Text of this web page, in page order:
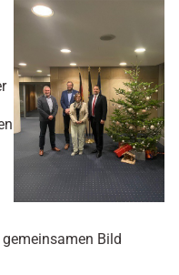
Bild